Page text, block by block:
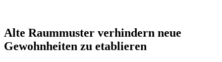
Alte Raummuster verhindern neue
Gewohnheiten zu etablieren